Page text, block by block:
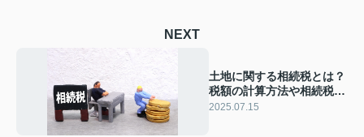
NEXT
土地に関する相続税とは？
税額の計算方法や相続税評
価額とは何かも解説
2025.07.15